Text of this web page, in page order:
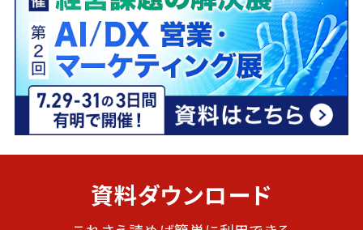
資料ダウンロード